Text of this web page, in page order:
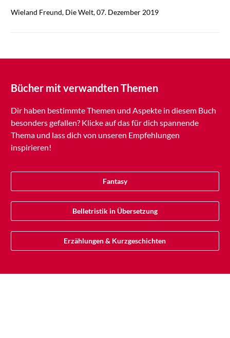
Wieland Freund, Die Welt, 07. Dezember 2019
Bücher mit verwandten Themen
Dir haben bestimmte Themen und Aspekte in diesem Buch
besonders gefallen? Klicke auf das für dich spannende
Thema und lass dich von unseren Empfehlungen
inspirieren!
Fantasy
Belletristik in Übersetzung
Erzählungen & Kurzgeschichten